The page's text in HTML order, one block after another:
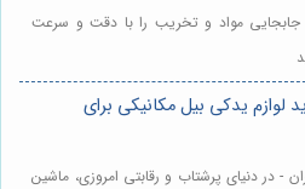
جابجایی مواد و تخریب را با دقت و سرعت
لوازم یدکی بیل مکانیکی برای
- در دنیای پرشتاب و رقابتی امروزی، ماشین